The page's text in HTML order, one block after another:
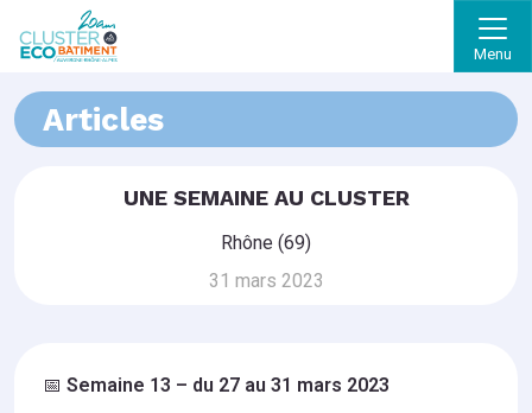
Menu
Articles
UNE SEMAINE AU CLUSTER
Rhône (69)
31 mars 2023
📅 Semaine 13 – du 27 au 31 mars 2023